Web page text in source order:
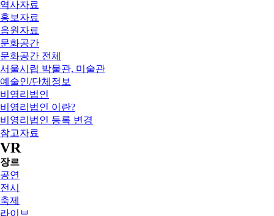
역사자료
홍보자료
음원자료
문화공간
문화공간 전체
서울시립 박물관, 미술관
예술인/단체정보
비영리법인
비영리법인 이란?
비영리법인 등록 변경
참고자료
VR
장르
공연
전시
축제
라이브